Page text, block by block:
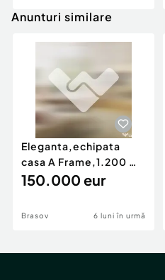
Anunturi similare
Eleganta,echipata
casa A Frame,1.200 mp
teren,deschidere Pia
150.000 eur
Brasov 6 luni în urmă